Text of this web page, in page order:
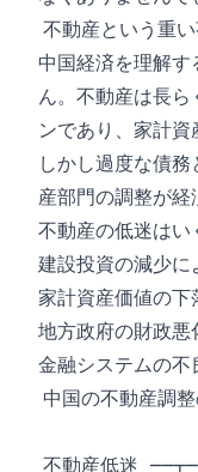
不動産という重
中国経済を理解
ん。不動産は長
ンであり、家計資
しかし過度な債
産部門の調整が経
不動産の低迷はい
建設投資の減少に
家計資産価値の
地方政府の財政
金融システムの不